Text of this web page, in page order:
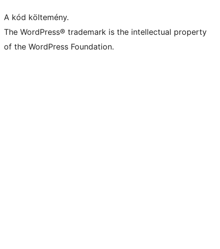
A kód költemény.
The WordPress® trademark is the intellectual property
of the WordPress Foundation.